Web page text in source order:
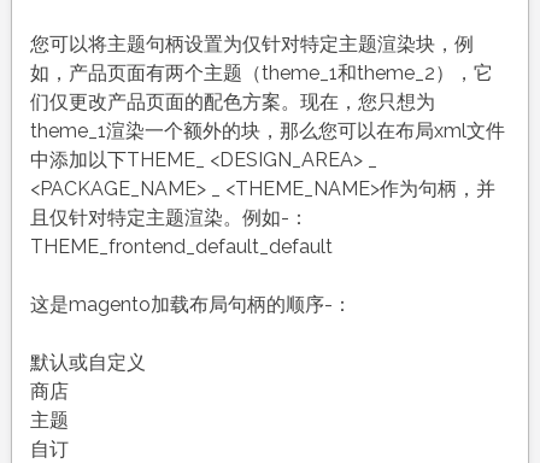
您可以将主题句柄设置为仅针对特定主题渲染块，例
如，产品页面有两个主题（theme_1和theme_2），它
们仅更改产品页面的配色方案。现在，您只想为
theme_1渲染一个额外的块，那么您可以在布局xml文件
中添加以下THEME_ <DESIGN_AREA> _
<PACKAGE_NAME> _ <THEME_NAME>作为句柄，并
且仅针对特定主题渲染。例如-：
THEME_frontend_default_default
这是magento加载布局句柄的顺序-：
默认或自定义
商店
主题
自订